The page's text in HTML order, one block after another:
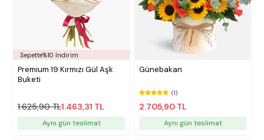
Sepette%10 İndirim
Premium 19 Kırmızı Gül Aşk
Buketi
1.625,90 TL1.463,31 TL
Aynı gün teslimat
Günebakan
(1)
2.705,90 TL
Aynı gün teslimat